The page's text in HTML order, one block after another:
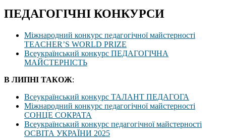
ПЕДАГОГІЧНІ КОНКУРСИ
Міжнародний конкурс педагогічної майстерності
TEACHER’S WORLD PRIZE
Всеукраїнський конкурс ПЕДАГОГІЧНА
МАЙСТЕРНІСТЬ
В ЛИПНІ ТАКОЖ:
Всеукраїнський конкурс ТАЛАНТ ПЕДАГОГА
Міжнародний конкурс педагогічної майстерності
СОНЦЕ СОКРАТА
Всеукраїнський конкурс педагогічної майстерності
ОСВІТА УКРАЇНИ 2025